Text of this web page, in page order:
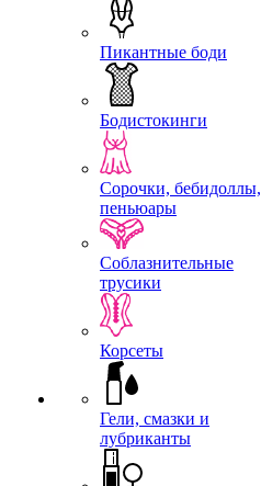
Пикантные боди
Бодистокинги
Сорочки, бебидоллы,
пеньюары
Соблазнительные
трусики
Корсеты
Гели, смазки и
лубриканты